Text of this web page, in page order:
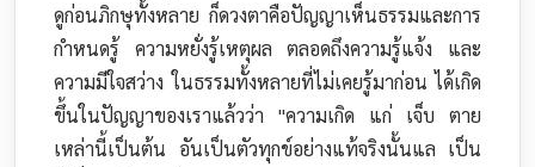
ดูก่อนภิกษุทั้งหลาย ก็ดวงตาคือปัญญาเห็นธรรมและการ
กำหนดรู้ ความหยั่งรู้เหตุผล ตลอดถึงความรู้แจ้ง และ
ความมีใจสว่าง ในธรรมทั้งหลายที่ไม่เคยรู้มาก่อน ได้เกิด
ขึ้นในปัญญาของเราแล้วว่า "ความเกิด แก่ เจ็บ ตาย
เหล่านี้เป็นต้น อันเป็นตัวทุกข์อย่างแท้จริงนั้นแล เป็น